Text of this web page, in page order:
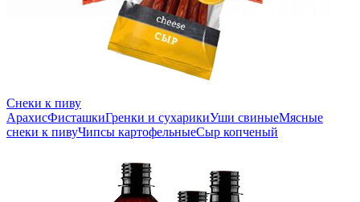
Снеки к пиву
АрахисФисташкиГренки и сухарикиУши свиныеМясные
снеки к пивуЧипсы картофельныеСыр копченый